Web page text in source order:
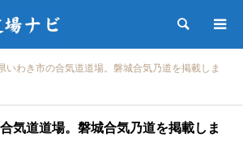
検索
いわき市の合気道道場。磐城合気乃道を掲載しま
気道道場。磐城合気乃道を掲載しま